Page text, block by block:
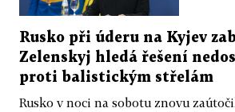
Rusko při úderu na Kyjev
Zelenskyj hledá řešení
proti balistickým střelám
Rusko v noci na sobotu znovu